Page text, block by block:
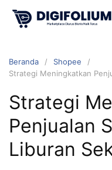
Beranda
Shopee
Strategi Meningkatkan
Strategi
Penjualan
Liburan